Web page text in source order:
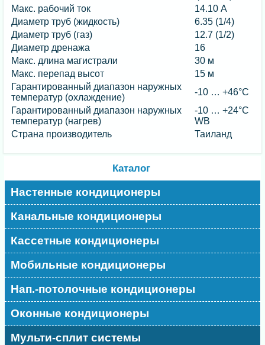
Макс. рабочий ток
14.10 А
Диаметр труб (жидкость)
6.35 (1/4)
Диаметр труб (газ)
12.7 (1/2)
Диаметр дренажа
16
Макс. длина магистрали
30 м
Макс. перепад высот
15 м
Гарантированный диапазон наружных
температур (охлаждение)
-10 … +46°C
Гарантированный диапазон наружных
температур (нагрев)
-10 … +24°C
WB
Страна производитель
Таиланд
Каталог
Настенные кондиционеры
Канальные кондиционеры
Кассетные кондиционеры
Мобильные кондиционеры
Нап.-потолочные кондиционеры
Оконные кондиционеры
Мульти-сплит системы